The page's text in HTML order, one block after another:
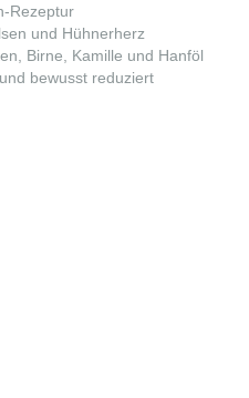
Rezeptur
und Hühnerherz
Birne, Kamille und Hanföl
bewusst reduziert